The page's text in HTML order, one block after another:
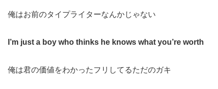
俺はお前のタイプライターなんかじゃない
I’m just a boy who thinks he knows what you’re worth
俺は君の価値をわかったフリしてるただのガキ